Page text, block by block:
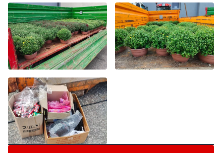
Byliście świadkami zdarzenia w naszym regionie? Chcecie
aby nasza redakcja zajęła się jakimś tematem? Czekamy na
Wasze sygnały i informacje. Można kontaktować się z naszą